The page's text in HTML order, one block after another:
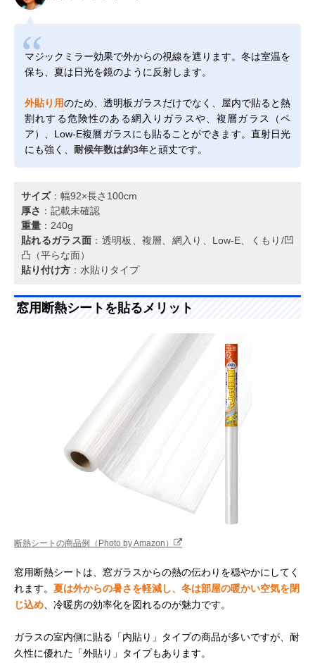
マジックミラー効果で外からの視線を遮ります。冬は室温を
保ち、夏は日光を鏡のように反射します。
外貼り用のため、透明板ガラスだけでなく、屋内で貼ると熱
割れする危険性のある網入りガラスや、複層ガラス（ペ
ア）、Low-E複層ガラスにも貼ることができます。直射日光
にも強く、 耐候年数は約3年と頑丈です。
サイズ：幅92×長さ100cm
厚さ ：記載未確認
重量 ：240g
貼れるガラス面 ：透明板、複層、網入り、Low-E、くもり/凹
凸（平らな面）
貼り付け方 ：水貼りタイプ
窓用断熱シートを貼るメリット
断熱シートの商品例（Photo by Amazon）
窓用断熱シートは、窓ガラスからの熱の伝わりを穏やかにしてく
れます。 夏は外からの暑さを軽減し、冬は部屋の暖かい空気を閉
じ込め 、冷暖房の効率化を図れるのが魅力です。
ガラスの室内側に貼る「内貼り」タイプの商品が多いですが、耐
久性に優れた「外貼り」タイプもあります。